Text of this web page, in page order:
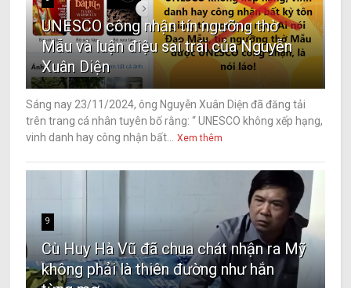
UNESCO công nhận tín ngưỡng thờ
Mẫu và luận điệu sai trái của Nguyễn
Xuân Diện
Sáng nay 23/11/2024, ông Nguyễn Xuân Diện đã đăng tải
trên trang cá nhân tuyên bố rằng: “ UNESCO không xếp hạng,
vinh danh hay công nhận bất...
Xem thêm
9
Cù Huy Hà Vũ đã chua chát nhận ra Mỹ
không phải là thiên đường như hắn